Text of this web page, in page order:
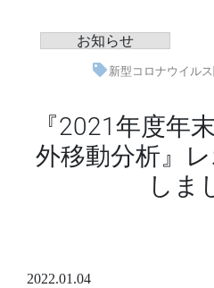
お知らせ
新型コロナウイル
『2021年度年
外移動分析』
しま
2022.01.04